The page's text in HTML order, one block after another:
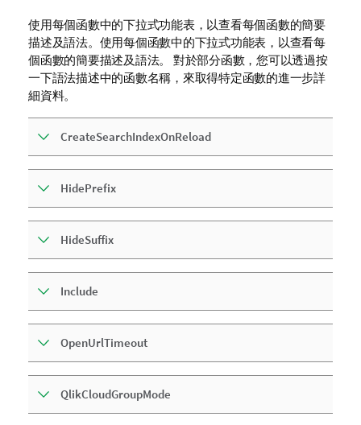
使用每個函數中的下拉式功能表，以查看每個函數的簡要
描述及語法。使用每個函數中的下拉式功能表，以查看每
個函數的簡要描述及語法。 對於部分函數，您可以透過按
一下語法描述中的函數名稱，來取得特定函數的進一步詳
細資料。
CreateSearchIndexOnReload
HidePrefix
HideSuffix
Include
OpenUrlTimeout
QlikCloudGroupMode